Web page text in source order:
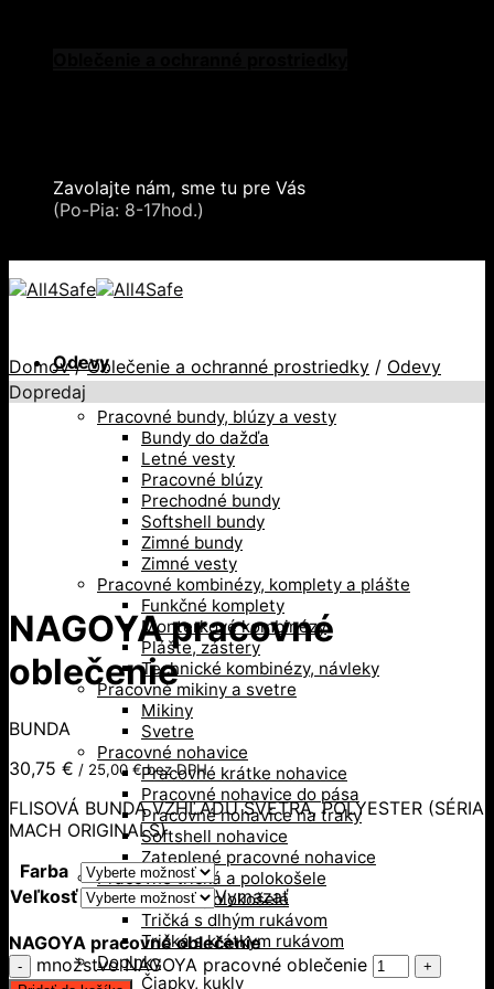
Zavolajte nám, sme tu pre Vás
(Po-Pia: 8-17hod.)
Odevy
Pracovné bundy, blúzy a vesty
Bundy do dažďa
Letné vesty
Pracovné blúzy
Prechodné bundy
Softshell bundy
Zimné bundy
Zimné vesty
Pracovné kombinézy, komplety a plášte
Funkčné komplety
Monterkové kombinézy
Plášte, zástery
Technické kombinézy, návleky
Pracovné mikiny a svetre
Mikiny
Svetre
Pracovné nohavice
Pracovné krátke nohavice
Pracovné nohavice do pása
Pracovné nohavice na traky
Softshell nohavice
Zateplené pracovné nohavice
Pracovné tričká a polokošele
Košele, polokošele
Tričká s dlhým rukávom
Tričká s krátkym rukávom
Doplnky
Čiapky, kukly
Domov / Oblečenie a ochranné prostriedky / Odevy
Dopredaj
NAGOYA pracovné
oblečenie
BUNDA
30,75 € / 25,00 €bez DPH
FLISOVÁ BUNDA VZHĽADU SVETRA, POLYESTER (SÉRIA
MACH ORIGINALS)
Farba
Veľkosť
Vymazať
NAGOYA pracovné oblečenie
množstvo NAGOYA pracovné oblečenie